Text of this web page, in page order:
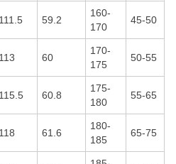
111.5 59.2
160-
170
45-50
113 60
170-
175
50-55
115.5 60.8
175-
180
55-65
118 61.6
180-
185
65-75